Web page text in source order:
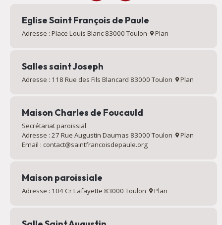
Eglise Saint François de Paule
Adresse : Place Louis Blanc 83000 Toulon Plan
Salles saint Joseph
Adresse : 118 Rue des Fils Blancard 83000 Toulon Plan
Maison Charles de Foucauld
Secrétariat paroissial
Adresse : 27 Rue Augustin Daumas 83000 Toulon
Plan
Email : contact@saintfrancoisdepaule.org
Maison paroissiale
Adresse : 104 Cr Lafayette 83000 Toulon Plan